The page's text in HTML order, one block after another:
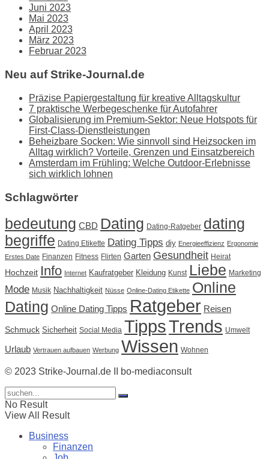
Juni 2023
Mai 2023
April 2023
März 2023
Februar 2023
Neu auf Strike-Journal.de
Präzise Papiergestaltung für kreative Alltagskultur
7 praktische Werbegeschenke für Autofahrer
Globalisierung im Premium-Sektor: Neue Hotspots für
First-Class-Dienstleistungen
Beheizbare Socken: Wie sinnvoll sind Heizsocken im
Alltag wirklich? Vorteile, Grenzen und Einsatzbereich
Amsterdam im Frühling: Welche Outdoor-Erlebnisse
sich wirklich lohnen
Schlagwörter
bedeutung CBD Dating Dating-Ratgeber dating
begriffe Dating Etikette Dating Tipps diy Energieeffizienz Ergonomie
Erstes Date Finanzen Fitness Flirten Garten Gesundheit Heirat
Hochzeit Info Internet Kaufratgeber Kleidung Kunst Liebe Marketing
Mode Musik Nachhaltigkeit Nüsse Online-Dating Etikette Online
Dating Online Dating Tipps Ratgeber Reisen
Schmuck Sicherheit Social Media TippsTrends Umwelt
Urlaub Vertrauen aufbauen Werbung Wissen Wohnen
© 2023 Strike-Journal.de II bo-mediaconsult
No Result
View All Result
Business
Finanzen